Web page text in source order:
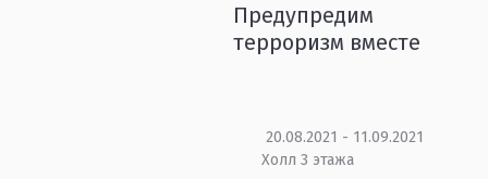
Предупредим
терроризм вместе
20.08.2021 - 11.09.2021
Холл 3 этажа